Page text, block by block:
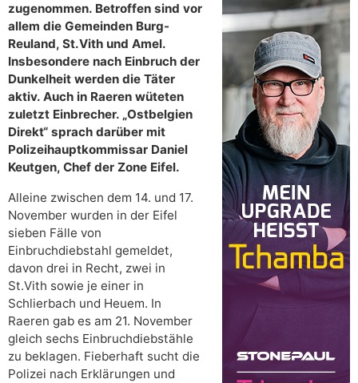
zugenommen. Betroffen sind vor
allem die Gemeinden Burg-
Reuland, St.Vith und Amel.
Insbesondere nach Einbruch der
Dunkelheit werden die Täter
aktiv. Auch in Raeren wüteten
zuletzt Einbrecher. „Ostbelgien
Direkt“ sprach darüber mit
Polizeihauptkommissar Daniel
Keutgen, Chef der Zone Eifel.
Alleine zwischen dem 14. und 17.
November wurden in der Eifel
sieben Fälle von
Einbruchdiebstahl gemeldet,
davon drei in Recht, zwei in
St.Vith sowie je einer in
Schlierbach und Heuem. In
Raeren gab es am 21. November
gleich sechs Einbruchdiebstähle
zu beklagen. Fieberhaft sucht die
Polizei nach Erklärungen und